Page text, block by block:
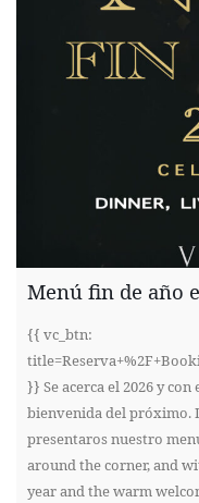
Menú fin de año
{{ vc_btn:
}} Se acerca el 2026 y
bienvenida del próximo.
presentaros nuestro
around the corner, and
year and the warm